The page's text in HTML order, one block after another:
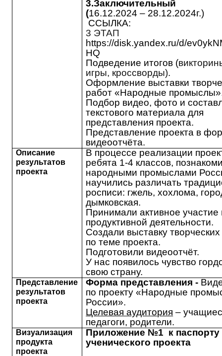
3.Заключительный
(16.12.2024 – 28.12.2024г.)
ССЫЛКА:
3 ЭТАП
https://disk.yandex.ru/d/
HQ
Подведение итогов (
игры, кроссворды).
Оформление выставки
работ «Народные
Подбор видео, фото и
текстового материала для
представления проекта.
Представление проекта в
видеоотчёта.
Описание
результатов
проекта
В процессе реализации
ребята 1-4 классов,
народными промыслами
научились различать
росписи: гжель, хохлома,
дымковская.
Принимали активное участие
продуктивной деятельности.
Создали выставку
по теме проекта.
Подготовили видеоотчёт.
У нас появилось чувство
свою страну.
Представление
результатов
проекта
Форма представления -
по проекту «Народные
России».
Целевая аудитория –
педагоги, родители.
Визуализация
продукта
проекта
Приложение №1 к паспорту
ученического проекта